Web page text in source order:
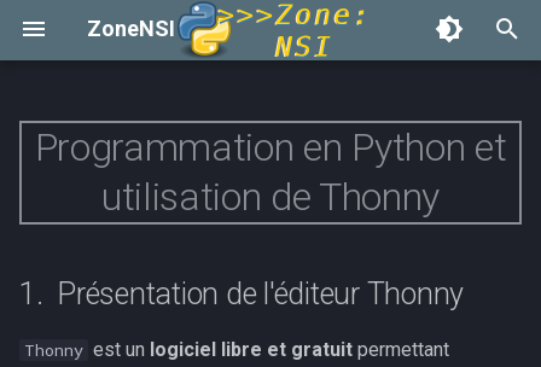
ZoneNSI
n
Ensembles de nombres
Intervalles
Présentation de l'éditeur
Session Collège
Le Web
HTML
CSS
Données Structurées
Arborescence des fichiers
dossiers
Reseaux Informatiques
Adresses IP et TCP/IP
Création de réseaux
Pour aller plus loin, DHCP
DNS
Noir, Blanc, Gris
La couleur et le RGB
Coordonnées et GPS
Recherche du chemin le
Première Bases de Python
Le codage des données
Le web
Les séquences
Terminale
Présentation
Modularité et POO
Récursivité
Listes, Piles, Files
Données et IA Histoire
Stockage des données :
TP Apprentissage
Python Le langage
Flask
MkDocs
Manim
REGEX
BDD, SQL et PHP
FFMPEG
Mémorisation
Programmation en Python et
utilisation de Thonny
Présentation de l'éditeur Thonny
Thonny est un logiciel libre et gratuit permettant